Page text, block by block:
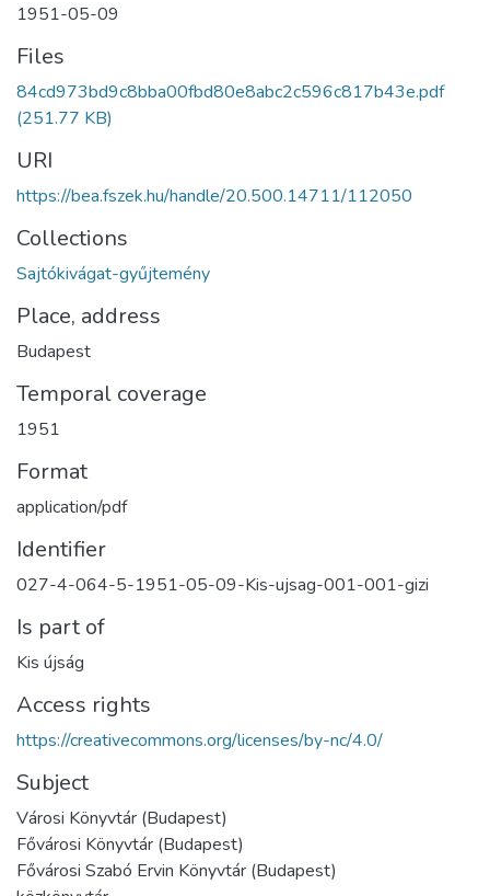
1951-05-09
Files
84cd973bd9c8bba00fbd80e8abc2c596c817b43e.pdf
(251.77 KB)
URI
https://bea.fszek.hu/handle/20.500.14711/112050
Collections
Sajtókivágat-gyűjtemény
Place, address
Budapest
Temporal coverage
1951
Format
application/pdf
Identifier
027-4-064-5-1951-05-09-Kis-ujsag-001-001-gizi
Is part of
Kis újság
Access rights
https://creativecommons.org/licenses/by-nc/4.0/
Subject
Városi Könyvtár (Budapest)
Fővárosi Könyvtár (Budapest)
Fővárosi Szabó Ervin Könyvtár (Budapest)